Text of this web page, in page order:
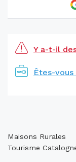
Y a-t-il
Êtes-
Maisons Rurales
Tourisme